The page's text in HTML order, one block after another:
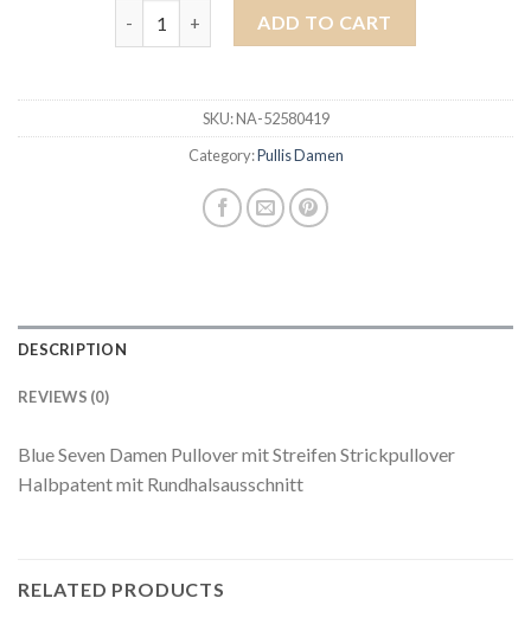
pullis damen quantityADD TO CART
SKU:NA-52580419
Category:Pullis Damen
DESCRIPTION
REVIEWS (0)
Blue Seven Damen Pullover mit Streifen Strickpullover
Halbpatent mit Rundhalsausschnitt
RELATED PRODUCTS